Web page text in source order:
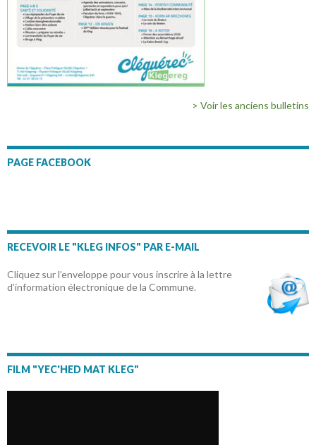
> Voir les anciens bulletins
PAGE FACEBOOK
RECEVOIR LE "KLEG INFOS" PAR E-MAIL
Cliquez sur l’enveloppe pour vous inscrire à la lettre
d’information électronique de la Commune.
FILM "YEC'HED MAT KLEG"